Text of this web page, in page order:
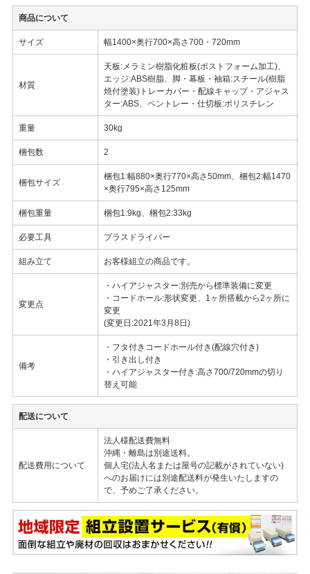
商品について
サイズ 幅1400×奥行700×高さ700・720mm
材質
天板:メラミン樹脂化粧板(ポストフォーム加工)、
エッジ:ABS樹脂、脚・幕板・袖箱:スチール(樹脂
焼付塗装)トレーカバー・配線キャップ・アジャス
ター:ABS、ペントレー・仕切板:ポリスチレン
重量 30kg
梱包数 2
梱包サイズ
梱包1:幅880×奥行770×高さ50mm、梱包2:幅1470
×奥行795×高さ125mm
梱包重量 梱包1:9kg、梱包2:33kg
必要工具 プラスドライバー
組み立て お客様組立の商品です。
変更点
・ハイアジャスター:別売から標準装備に変更
・コードホール:形状変更、1ヶ所搭載から2ヶ所に
変更
(変更日:2021年3月8日)
備考
・フタ付きコードホール付き(配線穴付き)
・引き出し付き
・ハイアジャスター付き:高さ700/720mmの切り
替え可能
配送について
配送費用について
法人様配送費無料
沖縄・離島は別途送料。
個人宅(法人名または屋号の記載がされていない)
へのお届けには別途配送料が発生いたしますの
で、予めご了承ください。